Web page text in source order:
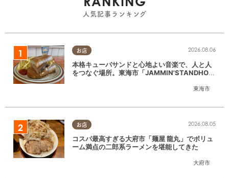
人気記事ランキング
お店
東海市
2026.08.06
本格キューバサンドと心地よい音楽で、人と人
をつなぐ場所。東海市「JAMMIN'STANDHOU
お店
大府市
2026.08.05
コスパ最高すぎる大府市「麺屋 龍丸」でボリュ
ーム満点の二郎系ラーメンを堪能してきた